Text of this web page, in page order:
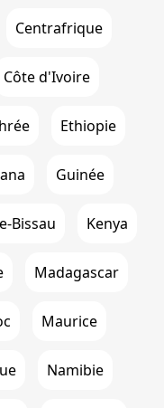
Centrafrique
Côte d'Ivoire
Ethiopie
Guinée
Bissau Kenya
Madagascar
Maurice
Namibie